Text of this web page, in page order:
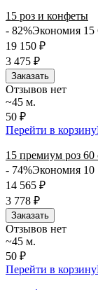
15 роз и конфеты
- 82%Экономия 15
19 150 ₽
3 475 ₽
Заказать
Отзывов нет
~45 м.
50 ₽
Перейти в корзину
15 премиум роз 60
- 74%Экономия 10
14 565 ₽
3 778 ₽
Заказать
Отзывов нет
~45 м.
50 ₽
Перейти в корзину